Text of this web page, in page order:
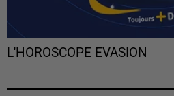
L'HOROSCOPE EVASION